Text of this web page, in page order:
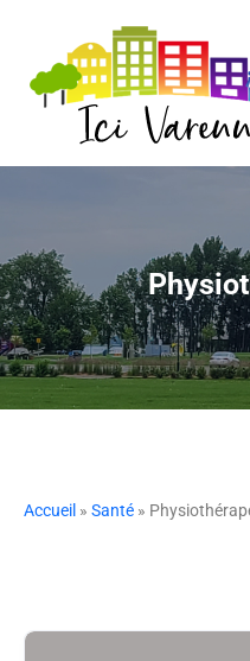
Accueil » Santé »